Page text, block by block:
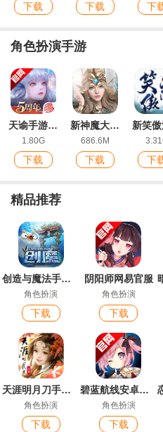
下载 下载 下
角色扮演手游
天谕手游网易版官方版
1.80G
下载
新神魔大陆九游版
686.6M
下载 下
精品推荐
创造与魔法手游官方版
角色扮演
下载
阴阳师网易官服
角色扮演
下载
天涯明月刀手游最新版
角色扮演
下载
碧蓝航线安卓官服
角色扮演
下载